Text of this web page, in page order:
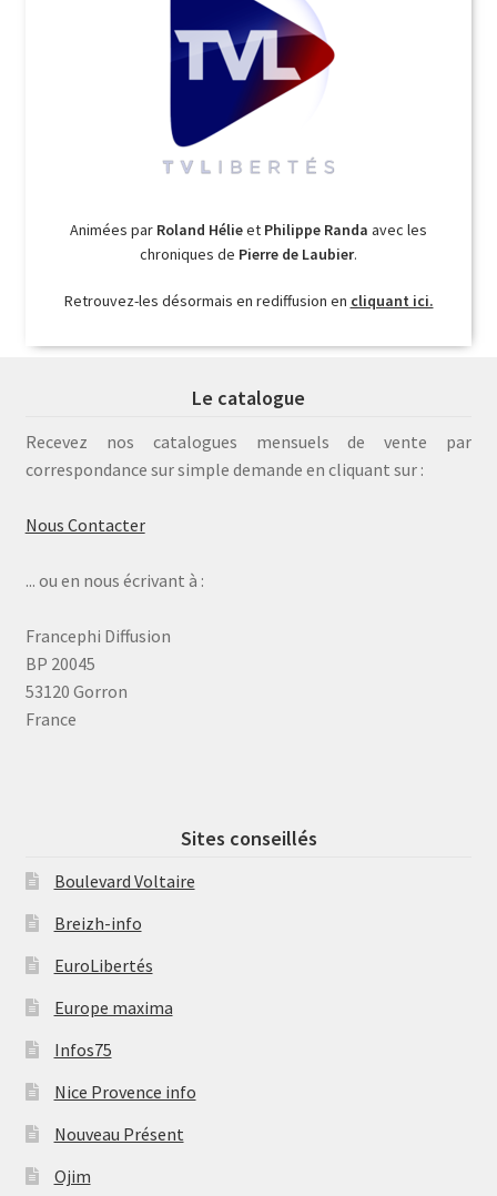
Animées par Roland Hélieet Philippe Randa avec les
chroniques de Pierre de Laubier.
Retrouvez-les désormais en rediffusion en cliquant ici.
Le catalogue
Recevez nos catalogues mensuels de vente par
correspondance sur simple demande en cliquant sur :
Nous Contacter
... ou en nous écrivant à :
Francephi Diffusion
BP 20045
53120 Gorron
France
Sites conseillés
Boulevard Voltaire
Breizh-info
EuroLibertés
Europe maxima
Infos75
Nice Provence info
Nouveau Présent
Ojim